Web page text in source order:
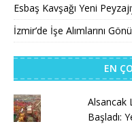
Esbaş Kavşağı Yeni
İzmir’de İşe Alımlarını
EN
Alsancak
Başladı: